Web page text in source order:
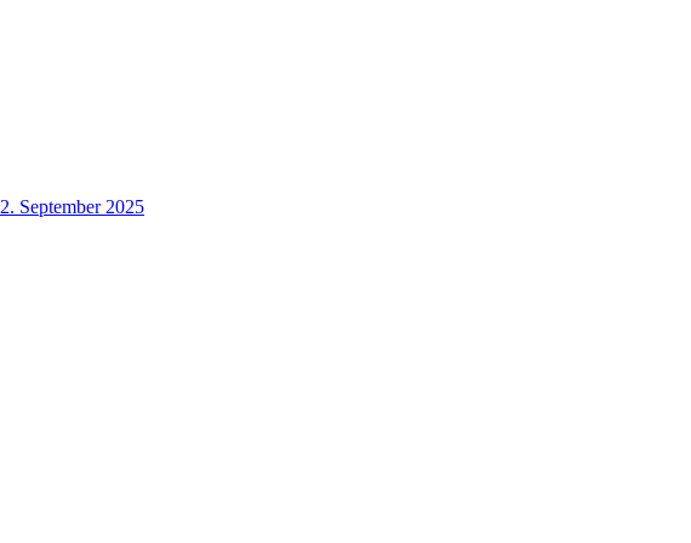
September 2025